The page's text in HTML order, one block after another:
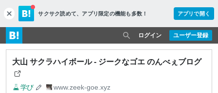
c
l
o
s
e
サクサク読めて、 アプリ限定の機能も多数！ アプリで開く
ユーザー登録
ログイン
大山 サクラハイボール - ジークなゴエ のんべぇブログ
学び www.zeek-goe.xyz